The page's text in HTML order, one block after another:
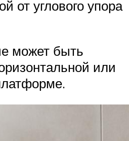
от углового упора
может быть
или